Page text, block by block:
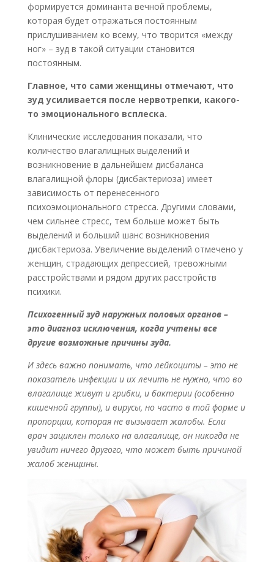
формируется доминанта вечной проблемы,
которая будет отражаться постоянным
прислушиванием ко всему, что творится «между
ног» – зуд в такой ситуации становится
постоянным.
Главное, что сами женщины отмечают, что
зуд усиливается после нервотрепки, какого-
то эмоционального всплеска.
Клинические исследования показали, что
количество влагалищных выделений и
возникновение в дальнейшем дисбаланса
влагалищной флоры (дисбактериоза) имеет
зависимость от перенесенного
психоэмоционального стресса. Другими словами,
чем сильнее стресс, тем больше может быть
выделений и больший шанс возникновения
дисбактериоза. Увеличение выделений отмечено у
женщин, страдающих депрессией, тревожными
расстройствами и рядом других расстройств
психики.
Психогенный зуд наружных половых органов –
это диагноз исключения, когда учтены все
другие возможные причины зуда.
И здесь важно понимать, что лейкоциты – это не
показатель инфекции и их лечить не нужно, что во
влагалище живут и грибки, и бактерии (особенно
кишечной группы), и вирусы, но часто в той форме и
пропорции, которая не вызывает жалобы. Если
врач зациклен только на влагалище, он никогда не
увидит ничего другого, что может быть причиной
жалоб женщины.